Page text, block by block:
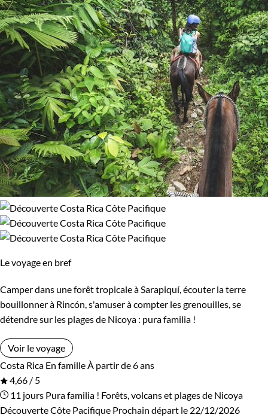
Le voyage en bref
Camper dans une forêt tropicale à Sarapiquí, écouter la terre
bouillonner à Rincón, s'amuser à compter les grenouilles, se
détendre sur les plages de Nicoya : pura familia !
Voir le voyage
Costa Rica En famille À partir de 6 ans
4,66 / 5
11 jours Pura familia ! Forêts, volcans et plages de Nicoya
Découverte Côte Pacifique Prochain départ le 22/12/2026